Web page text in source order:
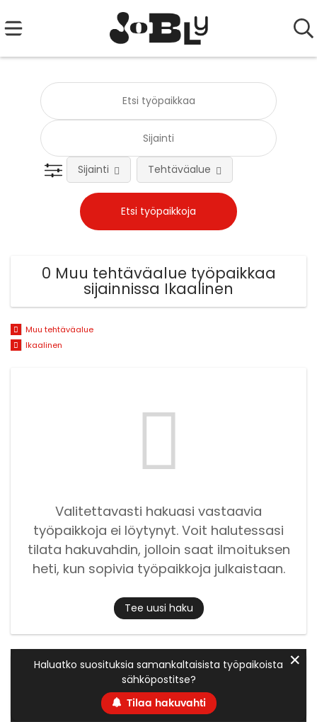
Sijainti Tehtäväalue
0 Muu tehtäväalue työpaikkaa
sijainnissa Ikaalinen
Muu tehtäväalue
Ikaalinen
Valitettavasti hakuasi vastaavia
työpaikkoja ei löytynyt. Voit halutessasi
tilata hakuvahdin, jolloin saat ilmoituksen
heti, kun sopivia työpaikkoja julkaistaan.
Tee uusi haku
Haluatko suosituksia samankaltaisista työpaikoista
sähköpostitse?
Tilaa hakuvahti
✕